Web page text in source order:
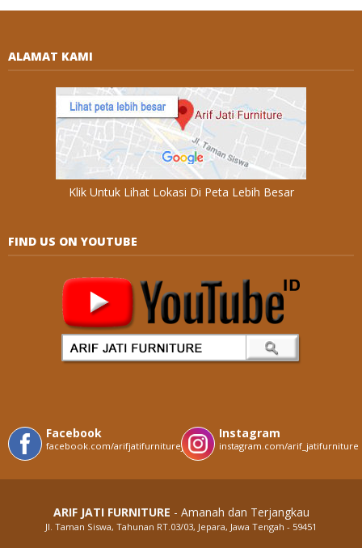
ALAMAT KAMI
Klik Untuk Lihat Lokasi Di Peta Lebih Besar
FIND US ON YOUTUBE
Facebook
facebook.com/arifjatifurniturejepara
Instagram
instagram.com/arif_jatifurniture
ARIF JATI FURNITURE - Amanah dan Terjangkau
Jl. Taman Siswa, Tahunan RT.03/03, Jepara, Jawa Tengah - 59451